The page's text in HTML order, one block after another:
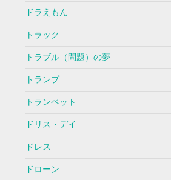
ドラえもん
トラック
トラブル（問題）の夢
トランプ
トランペット
ドリス・デイ
ドレス
ドローン